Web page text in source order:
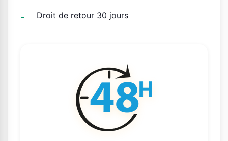
Droit de retour 30 jours